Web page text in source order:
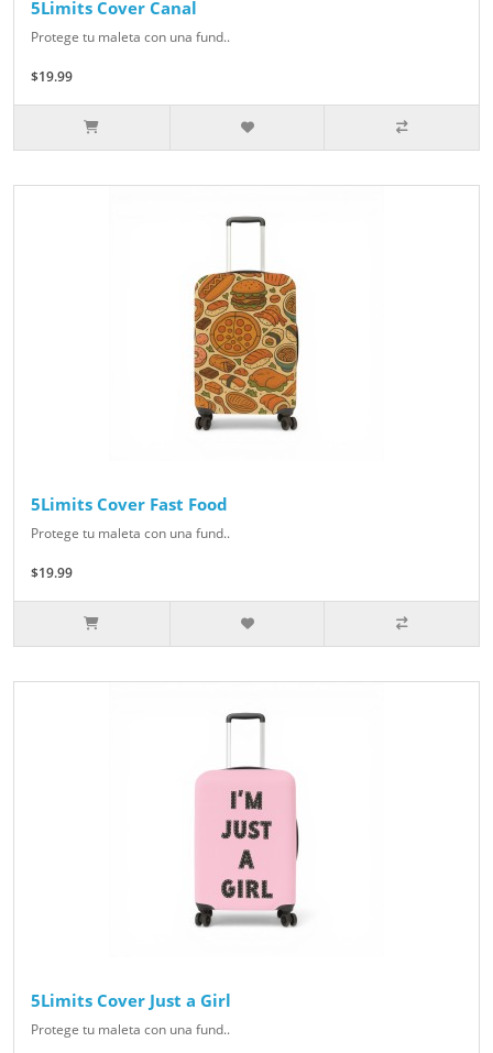
5Limits Cover Canal
Protege tu maleta con una fund..
$19.99
5Limits Cover Fast Food
Protege tu maleta con una fund..
$19.99
5Limits Cover Just a Girl
Protege tu maleta con una fund..